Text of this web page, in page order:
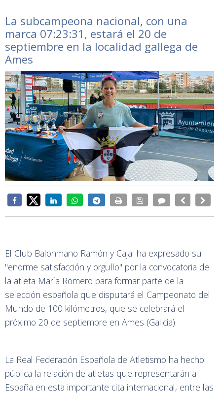
La subcampeona nacional, con una
marca 07:23:31, estará el 20 de
septiembre en la localidad gallega de
Ames
El Club Balonmano Ramón y Cajal ha expresado su
"enorme satisfacción y orgullo" por la convocatoria de
la atleta María Romero para formar parte de la
selección española que disputará el Campeonato del
Mundo de 100 kilómetros, que se celebrará el
próximo 20 de septiembre en Ames (Galicia).
La Real Federación Española de Atletismo ha hecho
pública la relación de atletas que representarán a
España en esta importante cita internacional, entre las